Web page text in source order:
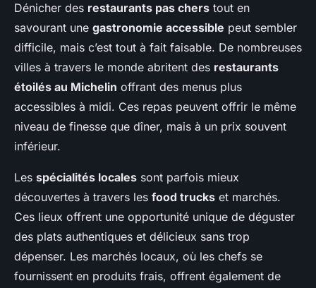
Dénicher des restaurants pas chers tout en
savourant une gastronomie accessible peut sembler
difficile, mais c’est tout à fait faisable. De nombreuses
villes à travers le monde abritent des restaurants
étoilés au Michelin offrant des menus plus
accessibles à midi. Ces repas peuvent offrir le même
niveau de finesse que dîner, mais à un prix souvent
inférieur.
Les spécialités locales sont parfois mieux
découvertes à travers les food trucks et marchés.
Ces lieux offrent une opportunité unique de déguster
des plats authentiques et délicieux sans trop
dépenser. Les marchés locaux, où les chefs se
fournissent en produits frais, offrent également de